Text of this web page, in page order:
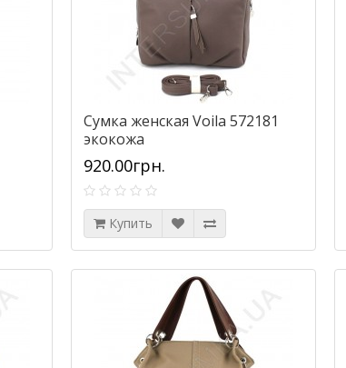
Сумка женская Voila 572181
экокожа
920.00грн.
Купить